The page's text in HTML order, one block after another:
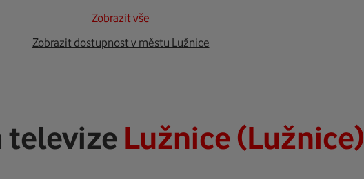
Zobrazit vše
Zobrazit dostupnost v městu Lužnice
televize Lužnice (Lužnice)